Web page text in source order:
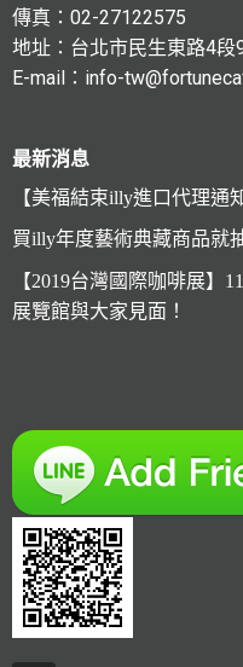
傳真：02-27122575
地址：台北市民生東路4段
E-mail：info-
最新消息
【美福結束illy進口代理通
買illy年度藝術典藏商品就
【2019台灣國際咖啡展】
展覽館與大家見面！